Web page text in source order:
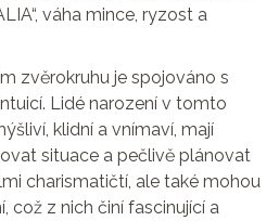
váha mince, ryzost a
zvěrokruhu je spojováno s
Lidé narození v tomto
klidní a vnímaví, mají
situace a pečlivě plánovat
charismatičtí, ale také mohou
což z nich činí fascinující a